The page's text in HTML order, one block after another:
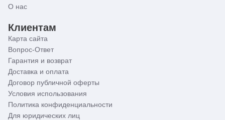
О нас
Клиентам
Карта сайта
Вопрос-Ответ
Гарантия и возврат
Доставка и оплата
Договор публичной оферты
Условия использования
Политика конфиденциальности
Для юридических лиц